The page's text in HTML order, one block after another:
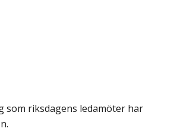
som riksdagens ledamöter har